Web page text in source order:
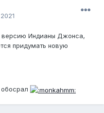
версию Индианы Джонса,
придумать новую